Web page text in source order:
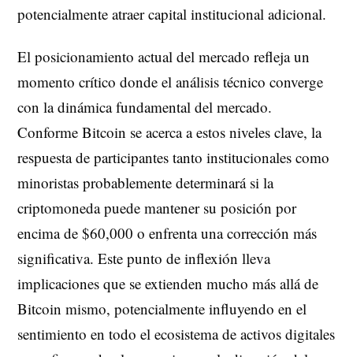
potencialmente atraer capital institucional adicional.
El posicionamiento actual del mercado refleja un
momento crítico donde el análisis técnico converge
con la dinámica fundamental del mercado.
Conforme Bitcoin se acerca a estos niveles clave, la
respuesta de participantes tanto institucionales como
minoristas probablemente determinará si la
criptomoneda puede mantener su posición por
encima de $60,000 o enfrenta una corrección más
significativa. Este punto de inflexión lleva
implicaciones que se extienden mucho más allá de
Bitcoin mismo, potencialmente influyendo en el
sentimiento en todo el ecosistema de activos digitales